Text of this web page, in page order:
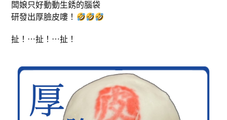
闆娘只好動動生銹的腦袋
研發出厚臉皮嘍！
扯！⋯扯！⋯扯！